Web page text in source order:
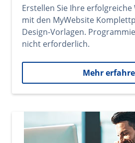
Erstellen Sie Ihre erfolgreiche
mit den MyWebsite
Design-Vorlagen.
nicht erforderlich.
Mehr